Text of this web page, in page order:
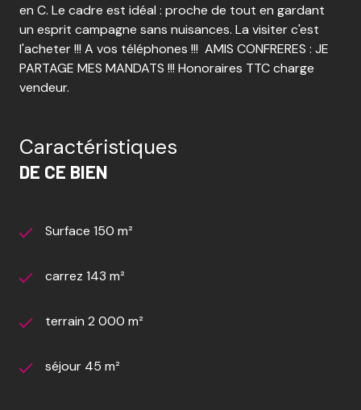
en C. Le cadre est idéal : proche de tout en gardant
un esprit campagne sans nuisances. La visiter c'est
l'acheter !!! A vos téléphones !!! AMIS CONFRERES : JE
PARTAGE MES MANDATS !!! Honoraires TTC charge
vendeur.
Caractéristiques
DE CE BIEN
Surface 150 m²
carrez 143 m²
terrain 2 000 m²
séjour 45 m²